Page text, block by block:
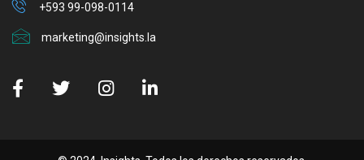
+593 99-098-0114
marketing@insights.la